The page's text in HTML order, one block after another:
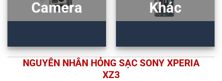
Camera Khác
NGUYÊN NHÂN HỎNG SẠC SONY XPERIA
XZ3